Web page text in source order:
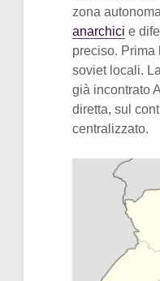
zona
anarchici e
preciso. Prima
soviet locali.
già incontrato
diretta, sul
centralizzato.